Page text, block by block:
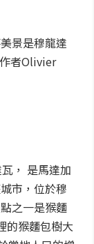
景是穆龍達
者Olivier
， 是馬達加
市，位於穆
之一是猴麵
的猴麵包樹大